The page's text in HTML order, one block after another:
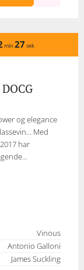
min 27 sek
og elegance
Med
har
Vinous
Antonio Galloni
James Suckling